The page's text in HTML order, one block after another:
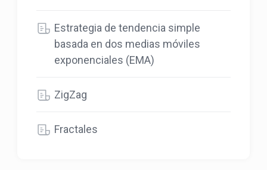
Estrategia de tendencia simple
basada en dos medias móviles
exponenciales (EMA)
ZigZag
Fractales